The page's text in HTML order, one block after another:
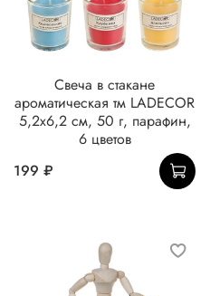
Свеча в стакане
ароматическая тм LADECOR
5,2x6,2 см, 50 г, парафин,
6 цветов
199 ₽